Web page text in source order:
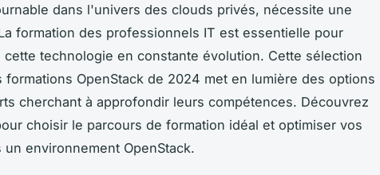
dans l'univers des clouds privés, nécessite une
formation des professionnels IT est essentielle pour
technologie en constante évolution. Cette sélection
OpenStack de 2024 met en lumière des options
cherchant à approfondir leurs compétences. Découvrez
choisir le parcours de formation idéal et optimiser vos
environnement OpenStack.